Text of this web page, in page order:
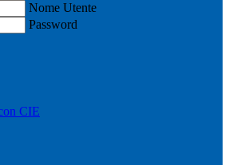
Nome Utente
Password
CIE